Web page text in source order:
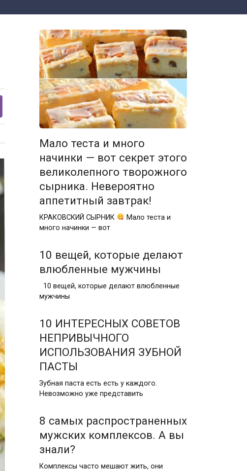
Мало теста и много
начинки — вот секрет этого
великолепного творожного
сырника. Невероятно
аппетитный завтрак!
КРАКОВСКИЙ СЫРНИК
Мало теста и
много начинки — вот
10 вещей, которые делают
влюбленные мужчины
10 вещей, которые делают влюбленные
мужчины
10 ИНТЕРЕСНЫХ СОВЕТОВ
НЕПРИВЫЧНОГО
ИСПОЛЬЗОВАНИЯ ЗУБНОЙ
ПАСТЫ
Зубная паста есть есть у каждого.
Невозможно уже представить
8 самых распространенных
мужских комплексов. А вы
знали?
Комплексы часто мешают жить, они